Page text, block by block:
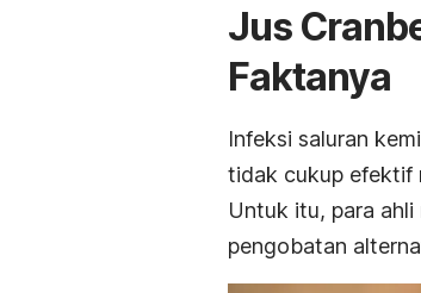
Jus
Faktanya
Infeksi saluran
tidak cukup efektif
Untuk itu, para
pengobatan